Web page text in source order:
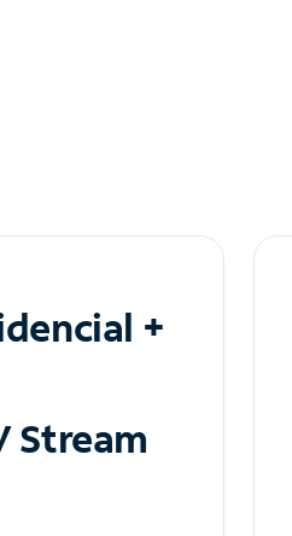
+
Stream